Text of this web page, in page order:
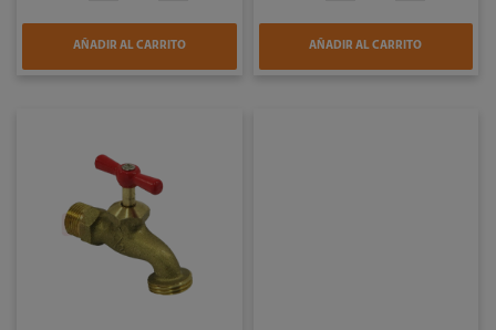
AÑADIR AL CARRITO AÑADIR AL CARRITO